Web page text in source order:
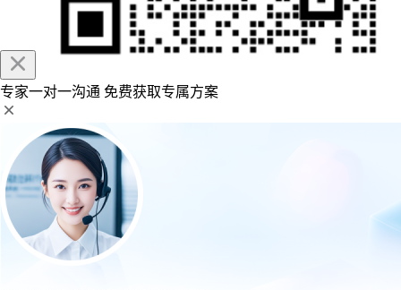
专家一对一沟通 免费获取专属方案